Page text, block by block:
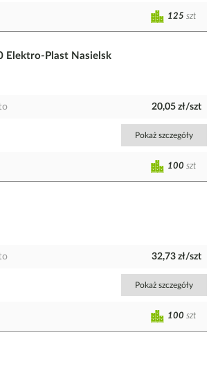
125 szt
Elektro-Plast Nasielsk
20,05 zł/szt
Pokaż szczegóły
100 szt
32,73 zł/szt
Pokaż szczegóły
100 szt